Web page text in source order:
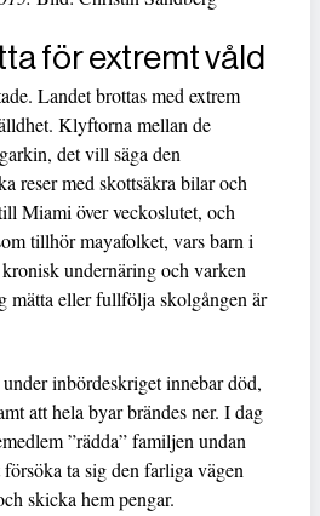
för extremt våld
Landet brottas med extrem
Klyftorna mellan de
det vill säga den
reser med skottsäkra bilar och
Miami över veckoslutet, och
tillhör mayafolket, vars barn i
undernäring och varken
mätta eller fullfölja skolgången är
inbördeskriget innebar död,
att hela byar brändes ner. I dag
”rädda” familjen undan
ta sig den farliga vägen
skicka hem pengar.